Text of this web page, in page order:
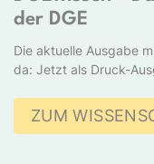
der DGE
Die aktuelle Ausgabe
da: Jetzt als Druck-
ZUM